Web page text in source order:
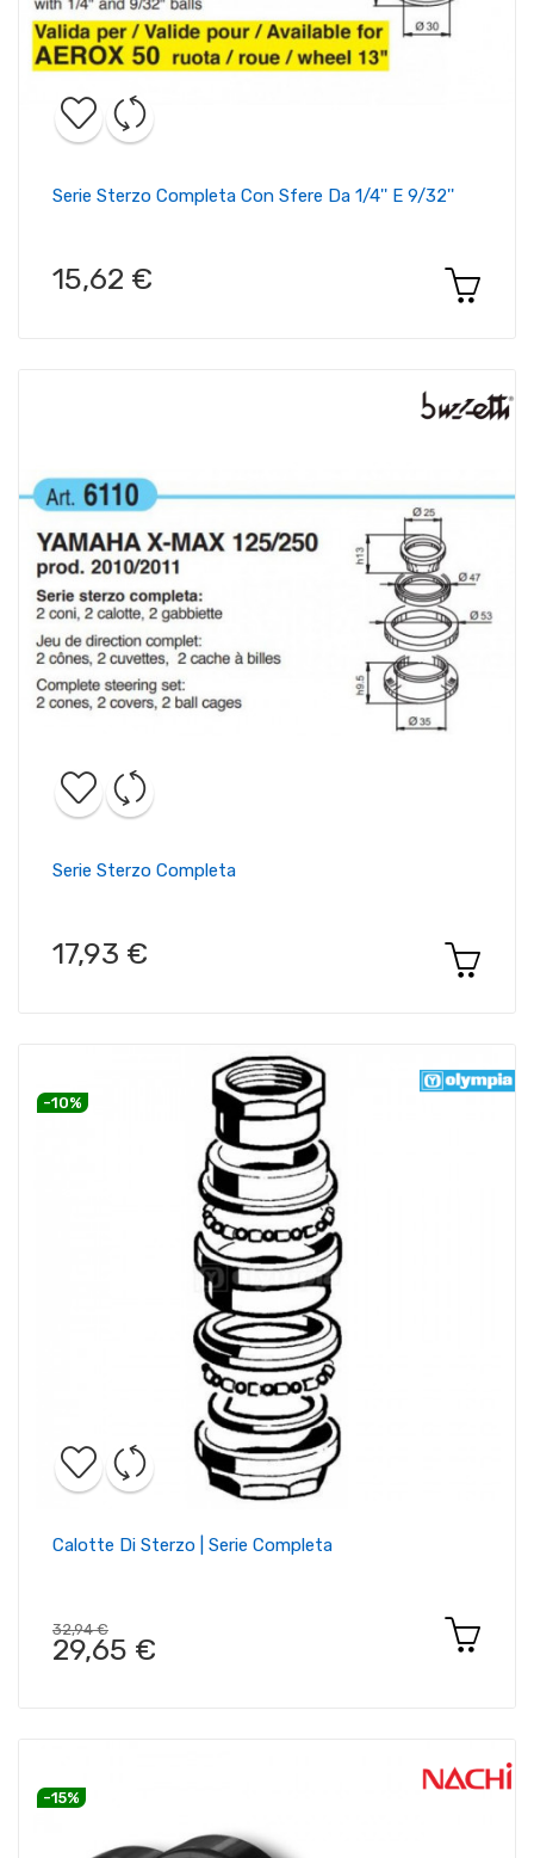
Serie Sterzo Completa Con Sfere Da 1/4'' E 9/32''
15,62 €
Serie Sterzo Completa
17,93 €
-10%
Calotte Di Sterzo | Serie Completa
32,94 €
29,65 €
-15%